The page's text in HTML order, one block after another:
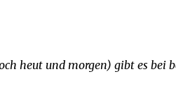
heut und morgen) gibt es bei